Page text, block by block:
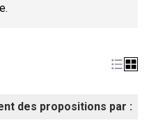
des propositions par :